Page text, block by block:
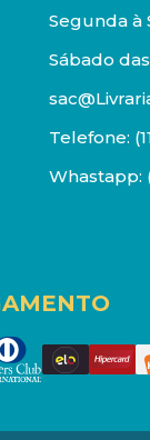
Segunda à
Sábado
Telefone:
Whastapp: